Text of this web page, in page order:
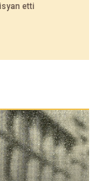
etti